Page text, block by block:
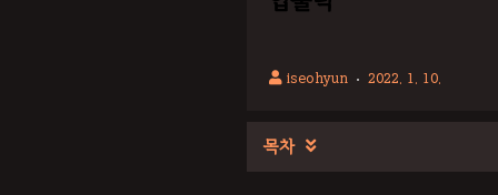
iseohyun 2022. 1. 10.
목차 